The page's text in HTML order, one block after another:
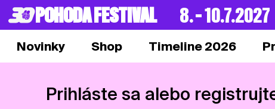
POHODA FESTIVAL 8. – 10.7.2027
Novinky Shop Timeline 2026
Prihláste sa alebo